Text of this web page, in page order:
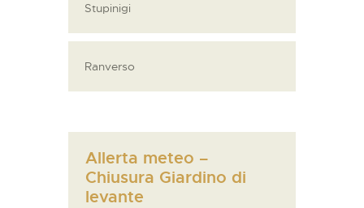
Stupinigi
Ranverso
Allerta meteo –
Chiusura Giardino di
levante